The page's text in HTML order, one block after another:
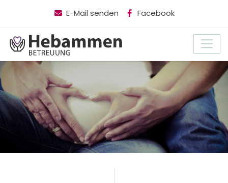
E-Mail senden Facebook